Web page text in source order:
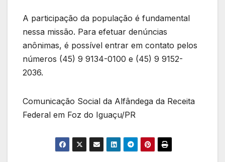
A participação da população é fundamental
nessa missão. Para efetuar denúncias
anônimas, é possível entrar em contato pelos
números (45) 9 9134-0100 e (45) 9 9152-
2036.
Comunicação Social da Alfândega da Receita
Federal em Foz do Iguaçu/PR